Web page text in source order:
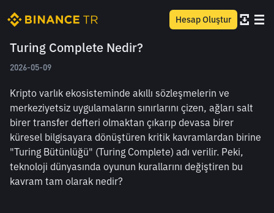
Hesap Oluştur
Turing Complete Nedir?
2026-05-09
Kripto varlık ekosisteminde akıllı sözleşmelerin ve
merkeziyetsiz uygulamaların sınırlarını çizen, ağları salt
birer transfer defteri olmaktan çıkarıp devasa birer
küresel bilgisayara dönüştüren kritik kavramlardan birine
"Turing Bütünlüğü" (Turing Complete) adı verilir. Peki,
teknoloji dünyasında oyunun kurallarını değiştiren bu
kavram tam olarak nedir?